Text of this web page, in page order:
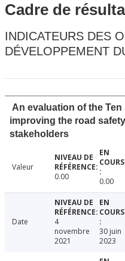
Cadre de
INDICATEURS DES
DÉVELOPPEMENT
An evaluation of the
improving the road
stakeholders
Valeur
0.00
0.00
Date
4
novembre
2021
30 juin
2023